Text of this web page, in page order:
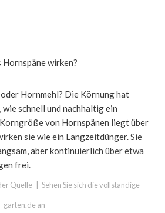
wirken?
Hornmehl? Die Körnung hat
schnell und nachhaltig ein
von Hornspänen liegt über
sie wie ein Langzeitdünger. Sie
aber kontinuierlich über etwa
frei.
Quelle Sehen Sie sich die vollständige
garten.de an